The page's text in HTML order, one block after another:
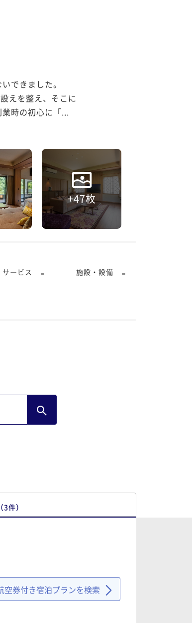
できました。
えを整え、そこに
時の初心に「...
+47枚
ービス - 施設・設備 -
（3件）
空券付き宿泊プランを検索